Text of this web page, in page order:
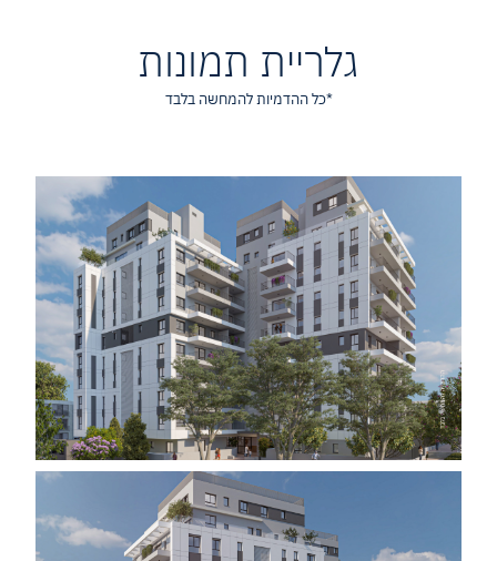
גלריית תמונות
*כל ההדמיות להמחשה בלבד